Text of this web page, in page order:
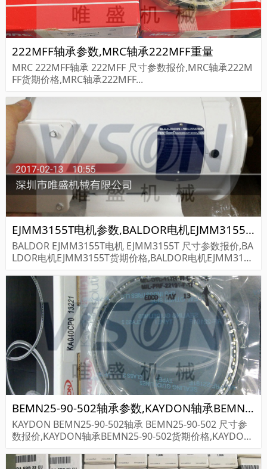
222MFF轴承参数,MRC轴承222MFF重量
MRC 222MFF轴承 222MFF 尺寸参数报价,MRC轴承222M
FF货期价格,MRC轴承222MFF...
EJMM3155T电机参数,BALDOR电机EJMM3155T重量
BALDOR EJMM3155T电机 EJMM3155T 尺寸参数报价,BA
LDOR电机EJMM3155T货期价格,BALDOR电机EJMM3155
BEMN25-90-502轴承参数,KAYDON轴承BEMN25-90-502重量
KAYDON BEMN25-90-502轴承 BEMN25-90-502 尺寸参
数报价,KAYDON轴承BEMN25-90-502货期价格,KAYDON